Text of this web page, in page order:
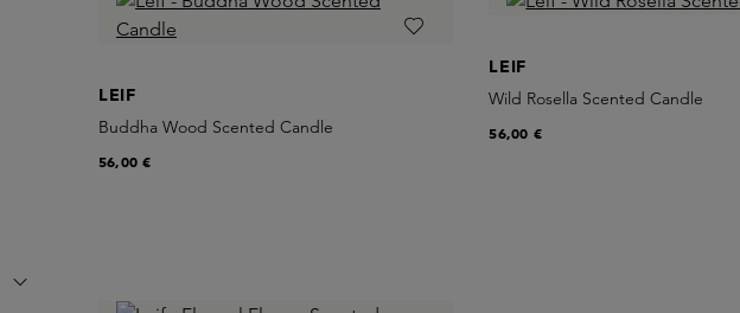
LEIF
Buddha Wood Scented Candle
56,00 €
LEIF
Wild Rosella Scented Candle
56,00 €